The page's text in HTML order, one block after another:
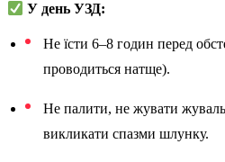
У день УЗД:
Не їсти 6–8 годин перед
проводиться натще).
Не палити, не жувати
викликати спазми шлунку.